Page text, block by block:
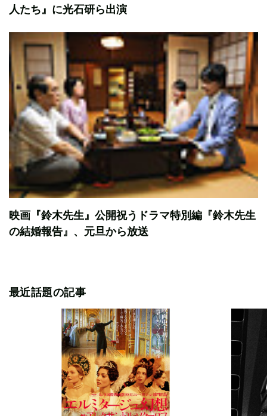
人たち』に光石研ら出演
映画『鈴木先生』公開祝うドラマ特別編『鈴木先生
の結婚報告』、元旦から放送
最近話題の記事